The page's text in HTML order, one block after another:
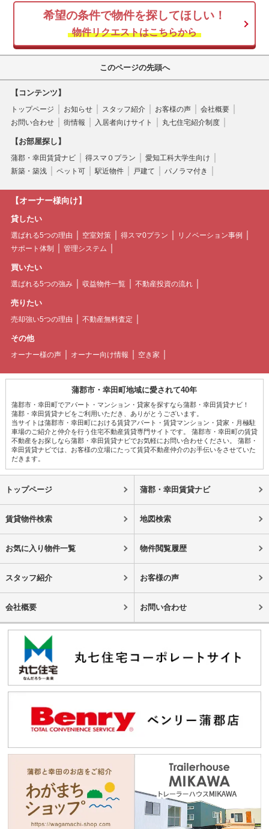
希望の条件で物件を探してほしい！
物件リクエストはこちらから
このページの先頭へ
【コンテンツ】
トップページ お知らせ スタッフ紹介 お客様の声
会社概要
お問い合わせ
街情報 入居者向けサイト 丸七住宅紹介制度
【お部屋探し】
蒲郡・幸田賃貸ナビ 得スマ０プラン
愛知工科大学生向け
新築・築浅
ペット可 駅近物件 戸建て パノラマ付き
【オーナー様向け】
貸したい
選ばれる5つの理由 空室対策 得スマ0プラン
リノベーション事例
サポート体制
管理システム
買いたい
選ばれる5つの強み 収益物件一覧 不動産投資の流れ
売りたい
売却強い5つの理由 不動産無料査定
その他
オーナー様の声 オーナー向け情報 空き家
蒲郡市・幸田町地域に愛されて40年
蒲郡市・幸田町でアパート・マンション・貸家を探すなら蒲郡・幸田賃貸ナビ！
蒲郡・幸田賃貸ナビをご利用いただき、ありがとうございます。
当サイトは蒲郡市・幸田町における賃貸アパート・賃貸マンション・貸家・月極駐
車場のご紹介と仲介を行う住宅不動産賃貸専門サイトです。 蒲郡市・幸田町の賃貸
不動産をお探しなら蒲郡・幸田賃貸ナビでお気軽にお問い合わせください。 蒲郡・
幸田賃貸ナビでは、お客様の立場にたって賃貸不動産仲介のお手伝いをさせていた
だきます。
トップページ 蒲郡・幸田賃貸ナビ
賃貸物件検索 地図検索
お気に入り物件一覧 物件閲覧履歴
スタッフ紹介 お客様の声
会社概要 お問い合わせ